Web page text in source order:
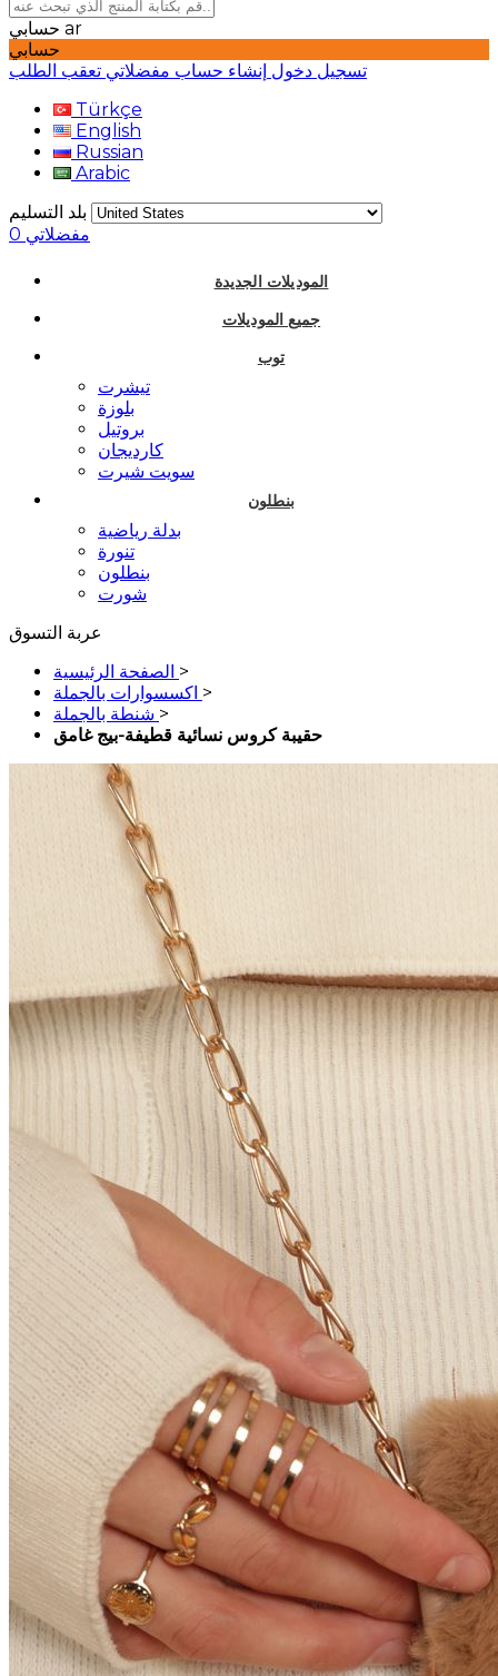
ar
حسابي
تسجيل دخول إنشاء حساب مفضلاتي تعقب الطلب
Türkçe
English
Russian
Arabic
بلد التسليم
مفضلاتي 0
الموديلات الجديدة
جميع الموديلات
توب
تيشرت
بلوزة
بروتيل
كارديجان
سويت شيرت
بنطلون
بدلة رياضية
تنورة
بنطلون
شورت
عربة التسوق
الصفحة الرئيسية >
اكسسوارات بالجملة >
شنطة بالجملة >
حقيبة كروس نسائية قطيفة-بيج غامق